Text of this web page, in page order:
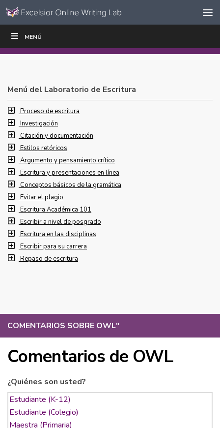
Ir al contenido
navegación
MENÚ
COMENTARIOS SOBRE OWL"
Comentarios de OWL
¿Quiénes son usted?
ESCRIBIR
Menú del Laboratorio de Escritura
Proceso de escritura
Investigación
Citación y documentación
Estilos retóricos
Argumento y pensamiento crítico
Escritura y presentaciones en línea
Conceptos básicos de la gramática
Evitar el plagio
Escritura Académica 101
Escribir a nivel de posgrado
Escritura en las disciplinas
Escribir para su carrera
Repaso de escritura